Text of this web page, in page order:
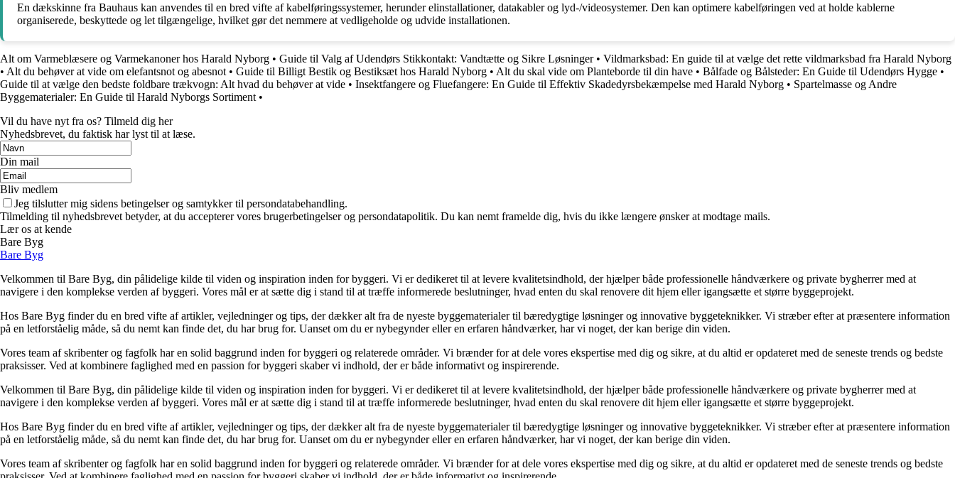
En dækskinne fra Bauhaus kan anvendes til en bred vifte af kabelføringssystemer, herunder elinstallationer, datakabler og lyd-/videosystemer. Den kan optimere kabelføringen ved at holde kablerne
organiserede, beskyttede og let tilgængelige, hvilket gør det nemmere at vedligeholde og udvide installationen.
Alt om Varmeblæsere og Varmekanoner hos Harald Nyborg • Guide til Valg af Udendørs Stikkontakt: Vandtætte og Sikre Løsninger• Vildmarksbad: En guide til at vælge det rette vildmarksbad fra Harald Nyborg
• Alt du behøver at vide om elefantsnot og abesnot • Guide til Billigt Bestik og Bestiksæt hos Harald Nyborg • Alt du skal vide om Planteborde til din have • Bålfade og Bålsteder: En Guide til Udendørs Hygge •
Guide til at vælge den bedste foldbare trækvogn: Alt hvad du behøver at vide • Insektfangere og Fluefangere: En Guide til Effektiv Skadedyrsbekæmpelse med Harald Nyborg • Spartelmasse og Andre
Byggematerialer: En Guide til Harald Nyborgs Sortiment •
Vil du have nyt fra os? Tilmeld dig her
Nyhedsbrevet, du faktisk har lyst til at læse.
Din mail
Bliv medlem
Jeg tilslutter mig sidens betingelser og samtykker til persondatabehandling.
Tilmelding til nyhedsbrevet betyder, at du accepterer vores brugerbetingelser og persondatapolitik. Du kan nemt framelde dig, hvis du ikke længere ønsker at modtage mails.
Lær os at kende
Bare Byg
Bare Byg
Velkommen til Bare Byg, din pålidelige kilde til viden og inspiration inden for byggeri. Vi er dedikeret til at levere kvalitetsindhold, der hjælper både professionelle håndværkere og private bygherrer med at
navigere i den komplekse verden af byggeri. Vores mål er at sætte dig i stand til at træffe informerede beslutninger, hvad enten du skal renovere dit hjem eller igangsætte et større byggeprojekt.
Hos Bare Byg finder du en bred vifte af artikler, vejledninger og tips, der dækker alt fra de nyeste byggematerialer til bæredygtige løsninger og innovative byggeteknikker. Vi stræber efter at præsentere information
på en letforståelig måde, så du nemt kan finde det, du har brug for. Uanset om du er nybegynder eller en erfaren håndværker, har vi noget, der kan berige din viden.
Vores team af skribenter og fagfolk har en solid baggrund inden for byggeri og relaterede områder. Vi brænder for at dele vores ekspertise med dig og sikre, at du altid er opdateret med de seneste trends og bedste
praksisser. Ved at kombinere faglighed med en passion for byggeri skaber vi indhold, der er både informativt og inspirerende.
Velkommen til Bare Byg, din pålidelige kilde til viden og inspiration inden for byggeri. Vi er dedikeret til at levere kvalitetsindhold, der hjælper både professionelle håndværkere og private bygherrer med at
navigere i den komplekse verden af byggeri. Vores mål er at sætte dig i stand til at træffe informerede beslutninger, hvad enten du skal renovere dit hjem eller igangsætte et større byggeprojekt.
Hos Bare Byg finder du en bred vifte af artikler, vejledninger og tips, der dækker alt fra de nyeste byggematerialer til bæredygtige løsninger og innovative byggeteknikker. Vi stræber efter at præsentere information
på en letforståelig måde, så du nemt kan finde det, du har brug for. Uanset om du er nybegynder eller en erfaren håndværker, har vi noget, der kan berige din viden.
Vores team af skribenter og fagfolk har en solid baggrund inden for byggeri og relaterede områder. Vi brænder for at dele vores ekspertise med dig og sikre, at du altid er opdateret med de seneste trends og bedste